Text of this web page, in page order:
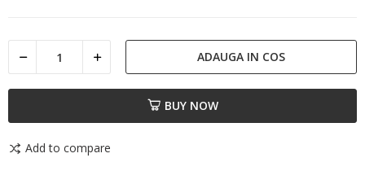
ADAUGA IN COS
BUY NOW
Add to compare